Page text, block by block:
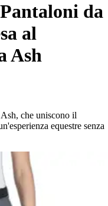
Pantaloni da
al
Ash
che uniscono il
equestre senza